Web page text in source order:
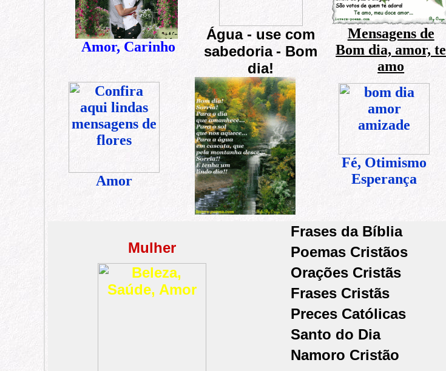
Amor, Carinho
Água - use com
sabedoria - Bom
dia!
Mensagens de
Bom dia, amor, te
amo
Amor
Fé, Otimismo
Esperança
Mulher
Frases da Bíblia
Poemas Cristãos
Orações Cristãs
Frases Cristãs
Preces Católicas
Santo do Dia
Namoro Cristão